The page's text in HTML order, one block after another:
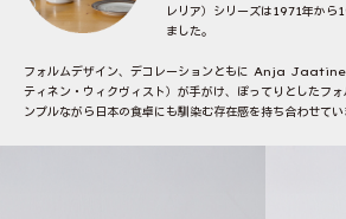
レリア）シリーズは1971年から
ました。
フォルムデザイン、デコレーションともに Anja
ティネン・ウィクヴィスト）が手がけ、ぽってりとしたフ
ンプルながら日本の食卓にも馴染む存在感を持ち合わせてい